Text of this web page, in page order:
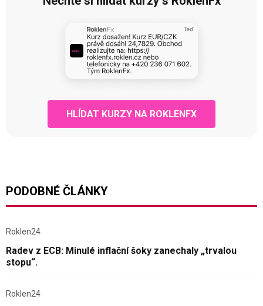
HLÍDAT KURZY NA ROKLENFX
PODOBNÉ ČLÁNKY
Roklen24
Radev z ECB: Minulé inflační šoky zanechaly „trvalou
stopu“.
Roklen24